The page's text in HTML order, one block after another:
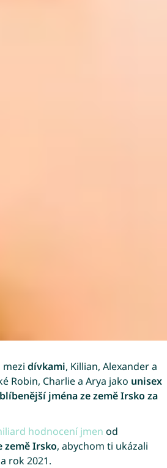
mezi dívkami, Killian, Alexander a
Robin, Charlie a Arya jako unisex
jména ze země Irsko za
hodnocení jmen od
země Irsko, abychom ti ukázali
rok 2021.